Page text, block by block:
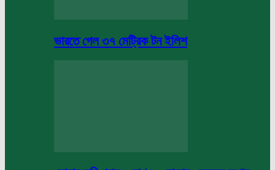
ভারতে গেল ৩৭ মেট্রিক টন ইলিশ